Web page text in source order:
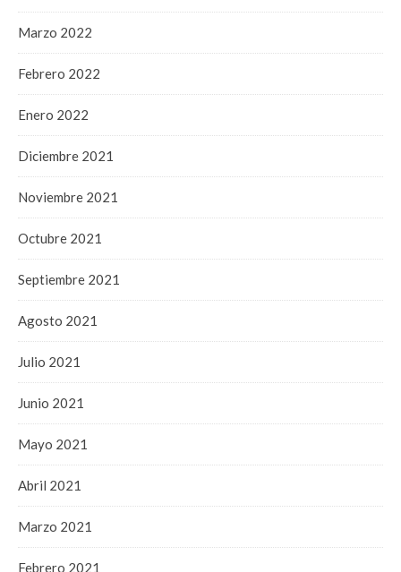
Marzo 2022
Febrero 2022
Enero 2022
Diciembre 2021
Noviembre 2021
Octubre 2021
Septiembre 2021
Agosto 2021
Julio 2021
Junio 2021
Mayo 2021
Abril 2021
Marzo 2021
Febrero 2021